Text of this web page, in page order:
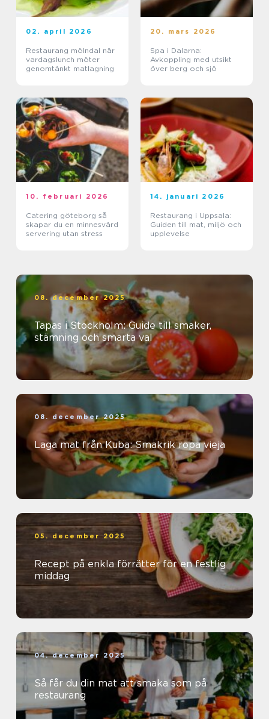
02. april 2026
Restaurang mölndal när
vardagslunch möter
genomtänkt matlagning
20. mars 2026
Spa i Dalarna:
Avkoppling med utsikt
över berg och sjö
10. februari 2026
Catering göteborg så
skapar du en minnesvärd
servering utan stress
14. januari 2026
Restaurang i Uppsala:
Guiden till mat, miljö och
upplevelse
08. december 2025
Tapas i Stockholm: Guide till smaker,
stämning och smarta val
08. december 2025
Laga mat från Kuba: Smakrik ropa vieja
05. december 2025
Recept på enkla förrätter för en festlig
middag
04. december 2025
Så får du din mat att smaka som på
restaurang